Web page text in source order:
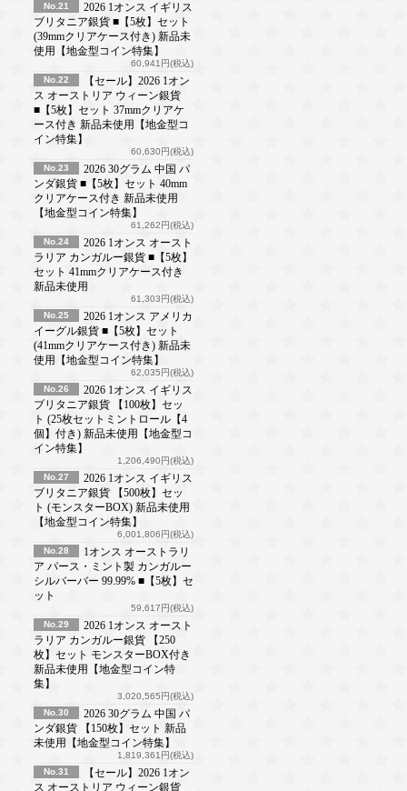
No.21
2026 1オンス イギリス
ブリタニア銀貨 ■【5枚】セット
(39mmクリアケース付き) 新品未
使用【地金型コイン特集】
60,941円(税込)
No.22
【セール】2026 1オン
ス オーストリア ウィーン銀貨
■【5枚】セット 37mmクリアケ
ース付き 新品未使用【地金型コ
イン特集】
60,630円(税込)
No.23
2026 30グラム 中国 パ
ンダ銀貨 ■【5枚】セット 40mm
クリアケース付き 新品未使用
【地金型コイン特集】
61,262円(税込)
No.24
2026 1オンス オースト
ラリア カンガルー銀貨 ■【5枚】
セット 41mmクリアケース付き
新品未使用
61,303円(税込)
No.25
2026 1オンス アメリカ
イーグル銀貨 ■【5枚】セット
(41mmクリアケース付き) 新品未
使用【地金型コイン特集】
62,035円(税込)
No.26
2026 1オンス イギリス
ブリタニア銀貨 【100枚】セッ
ト (25枚セットミントロール【4
個】付き) 新品未使用【地金型コ
イン特集】
1,206,490円(税込)
No.27
2026 1オンス イギリス
ブリタニア銀貨 【500枚】セッ
ト (モンスターBOX) 新品未使用
【地金型コイン特集】
6,001,806円(税込)
No.28
1オンス オーストラリ
ア パース・ミント製 カンガルー
シルバーバー 99.99% ■【5枚】セ
ット
59,617円(税込)
No.29
2026 1オンス オースト
ラリア カンガルー銀貨 【250
枚】セット モンスターBOX付き
新品未使用【地金型コイン特
集】
3,020,565円(税込)
No.30
2026 30グラム 中国 パ
ンダ銀貨 【150枚】セット 新品
未使用【地金型コイン特集】
1,819,361円(税込)
No.31
【セール】2026 1オン
ス オーストリア ウィーン銀貨